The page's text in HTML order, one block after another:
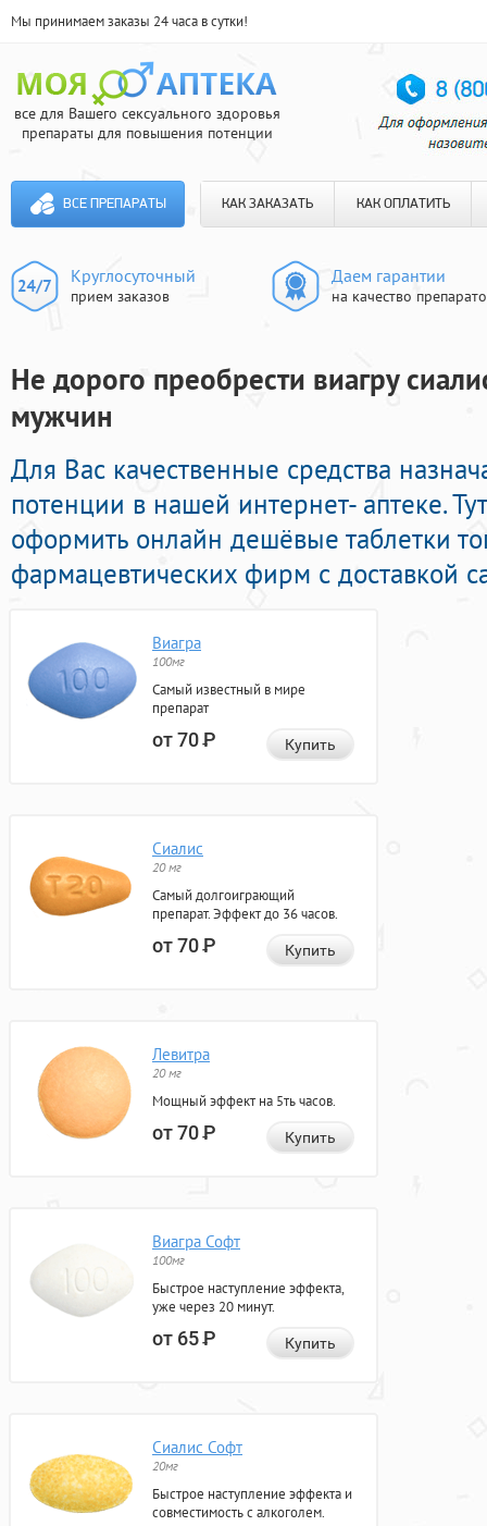
Мы принимаем заказы 24 часа в сутки!
все для Вашего сексуального здоровья
препараты для повышения потенции
ВСЕ ПРЕПАРАТЫ КАК ЗАКАЗАТЬ КАК ОПЛАТИТЬ
Круглосуточный
прием заказов
Даем гарантии
на качество
Не дорого преобрести виагру
мужчин
Для Вас качественные средства
потенции в нашей интернет- аптеке.
оформить онлайн дешёвые таблетки
фармацевтических фирм с доставкой
Виагра
100мг
Самый известный в мире
препарат
от 70Р Купить
Сиалис
20 мг
Самый долгоиграющий
препарат. Эффект до 36 часов.
от 70Р Купить
Левитра
20 мг
Мощный эффект на 5ть часов.
от 70Р Купить
Виагра Софт
100мг
Быстрое наступление эффекта,
уже через 20 минут.
от 65Р Купить
Сиалис Софт
20мг
Быстрое наступление эффекта и
совместимость с алкоголем.